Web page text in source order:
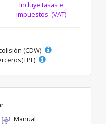
Incluye tasas e
impuestos. (VAT)
(CDW)
Manual